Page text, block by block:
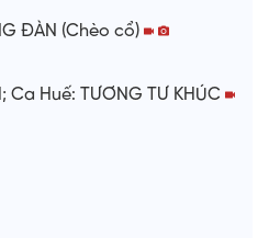
ĐÀN (Chèo cổ)
Ca Huế: TƯƠNG TƯ KHÚC